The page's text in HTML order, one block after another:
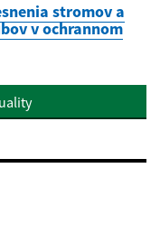
stromov a
v ochrannom